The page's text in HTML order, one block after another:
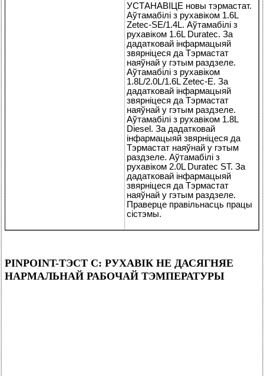
УСТАНАВІЦЕ новы тэрмастат.
Аўтамабілі з рухавіком 1.6L
Zetec-SE/1.4L. Аўтамабілі з
рухавіком 1.6L Duratec. За
дадатковай інфармацыяй
звярніцеся да Тэрмастат
наяўнай у гэтым раздзеле.
Аўтамабілі з рухавіком
1.8L/2.0L/1.6L Zetec-E. За
дадатковай інфармацыяй
звярніцеся да Тэрмастат
наяўнай у гэтым раздзеле.
Аўтамабілі з рухавіком 1.8L
Diesel. За дадатковай
інфармацыяй звярніцеся да
Тэрмастат наяўнай у гэтым
раздзеле. Аўтамабілі з
рухавіком 2.0L Duratec ST. За
дадатковай інфармацыяй
звярніцеся да Тэрмастат
наяўнай у гэтым раздзеле.
Праверце правільнасць працы
сістэмы.
PINPOINT-ТЭСТ C: РУХАВІК НЕ ДАСЯГНЯЕ
НАРМАЛЬНАЙ РАБОЧАЙ ТЭМПЕРАТУРЫ